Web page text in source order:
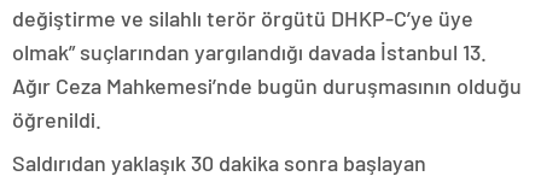
değiştirme ve silahlı terör örgütü DHKP-C’ye üye
olmak” suçlarından yargılandığı davada İstanbul 13.
Ağır Ceza Mahkemesi’nde bugün duruşmasının olduğu
öğrenildi.
Saldırıdan yaklaşık 30 dakika sonra başlayan